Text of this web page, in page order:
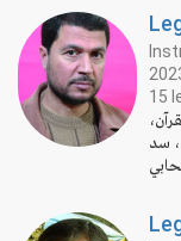
15
سد